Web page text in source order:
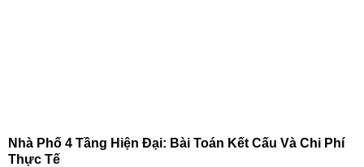
Nhà Phố 4 Tầng Hiện Đại: Bài Toán Kết Cấu Và Chi Phí
Thực Tế